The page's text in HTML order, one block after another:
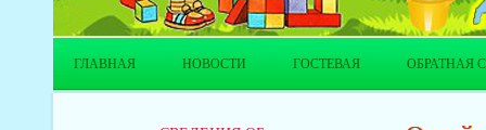
ГЛАВНАЯ НОВОСТИ ГОСТЕВАЯ ОБРАТНАЯ